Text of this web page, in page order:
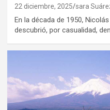
22 diciembre, 2025 sara
En la década de 1950,
descubrió, por casualidad,